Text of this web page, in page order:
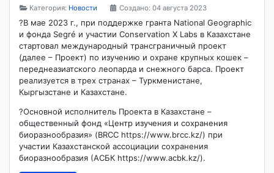
Категория: Новости Создано: 04 августа 2023
?В мае 2023 г., при поддержке гранта National Geographic
и фонда Segré и участии Conservation X Labs в Казахстане
стартовал международный трансграничный проект
(далее – Проект) по изучению и охране крупных кошек –
переднеазиатского леопарда и снежного барса. Проект
реализуется в трех странах – Туркменистане,
Кыргызстане и Казахстане.
?Основной исполнитель Проекта в Казахстане –
общественный фонд «Центр изучения и сохранения
биоразнообразия» (BRCC https://www.brcc.kz/) при
участии Казахстанской ассоциации сохранения
биоразнообразия (АСБК https://www.acbk.kz/).